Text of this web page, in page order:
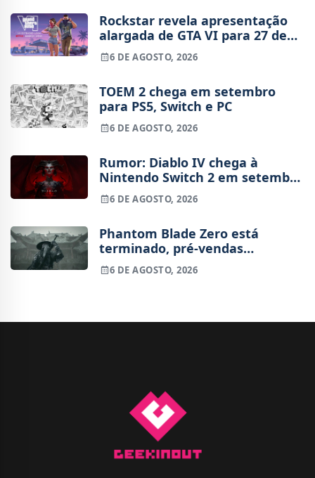
Rockstar revela apresentação
alargada de GTA VI para 27 de
agosto
6 DE AGOSTO, 2026
TOEM 2 chega em setembro
para PS5, Switch e PC
6 DE AGOSTO, 2026
Rumor: Diablo IV chega à
Nintendo Switch 2 em setembro
e vai custar o preço de um jogo
novo
6 DE AGOSTO, 2026
Phantom Blade Zero está
terminado, pré-vendas
começam na próxima semana
6 DE AGOSTO, 2026